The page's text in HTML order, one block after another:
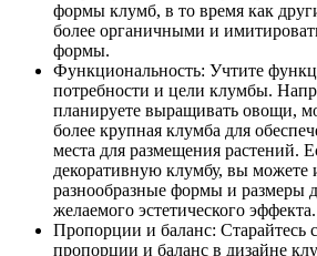
формы клумб, в то время как
более органичными и
формы.
Функциональность: Учтите
потребности и цели клумбы.
планируете выращивать овощи,
более крупная клумба для
места для размещения растений.
декоративную клумбу, вы можете
разнообразные формы и размеры
желаемого эстетического эффекта.
Пропорции и баланс: Старайтесь
пропорции и баланс в дизайне